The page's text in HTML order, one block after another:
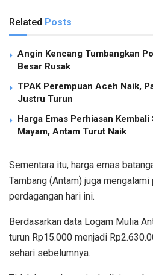
Related Posts
Angin Kencang Tumbangkan
Besar Rusak
TPAK Perempuan Aceh Naik,
Justru Turun
Harga Emas Perhiasan
Mayam, Antam Turut Naik
Sementara itu, harga emas
Tambang (Antam) juga
perdagangan hari ini.
Berdasarkan data Logam Mulia
turun Rp15.000 menjadi
sehari sebelumnya.